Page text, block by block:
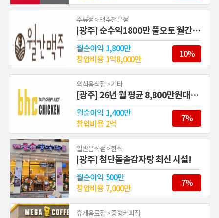
주류점 > 맥주전문점
[광주] 순수익1800만 풀오토 월간맥주
10%
1,800만
월순이익
1억8,000만
창업비용
외식음식점 > 기타
[광주] 26년 월 평균 8,800만원대! BHC 프리미엄 매장
7%
1,400만
월순이익
2억
창업비용
일반음식점 > 한식
[광주] 첨단돌솥감자탕 최신 시설!
7%
500만
월순이익
7,000만
창업비용
휴게음료점 > 중형커피점